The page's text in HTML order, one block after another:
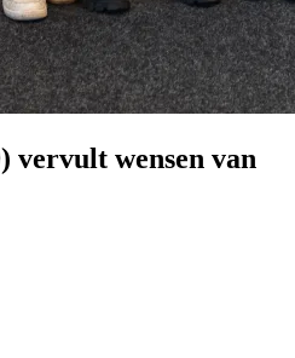
vervult wensen van